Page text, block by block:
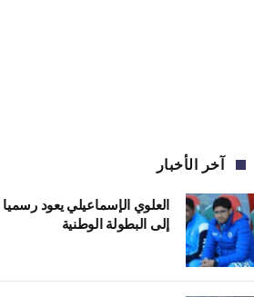
آخر الأخبار
العلوي الإسماعيلي يعود رسميا
إلى البطولة الوطنية